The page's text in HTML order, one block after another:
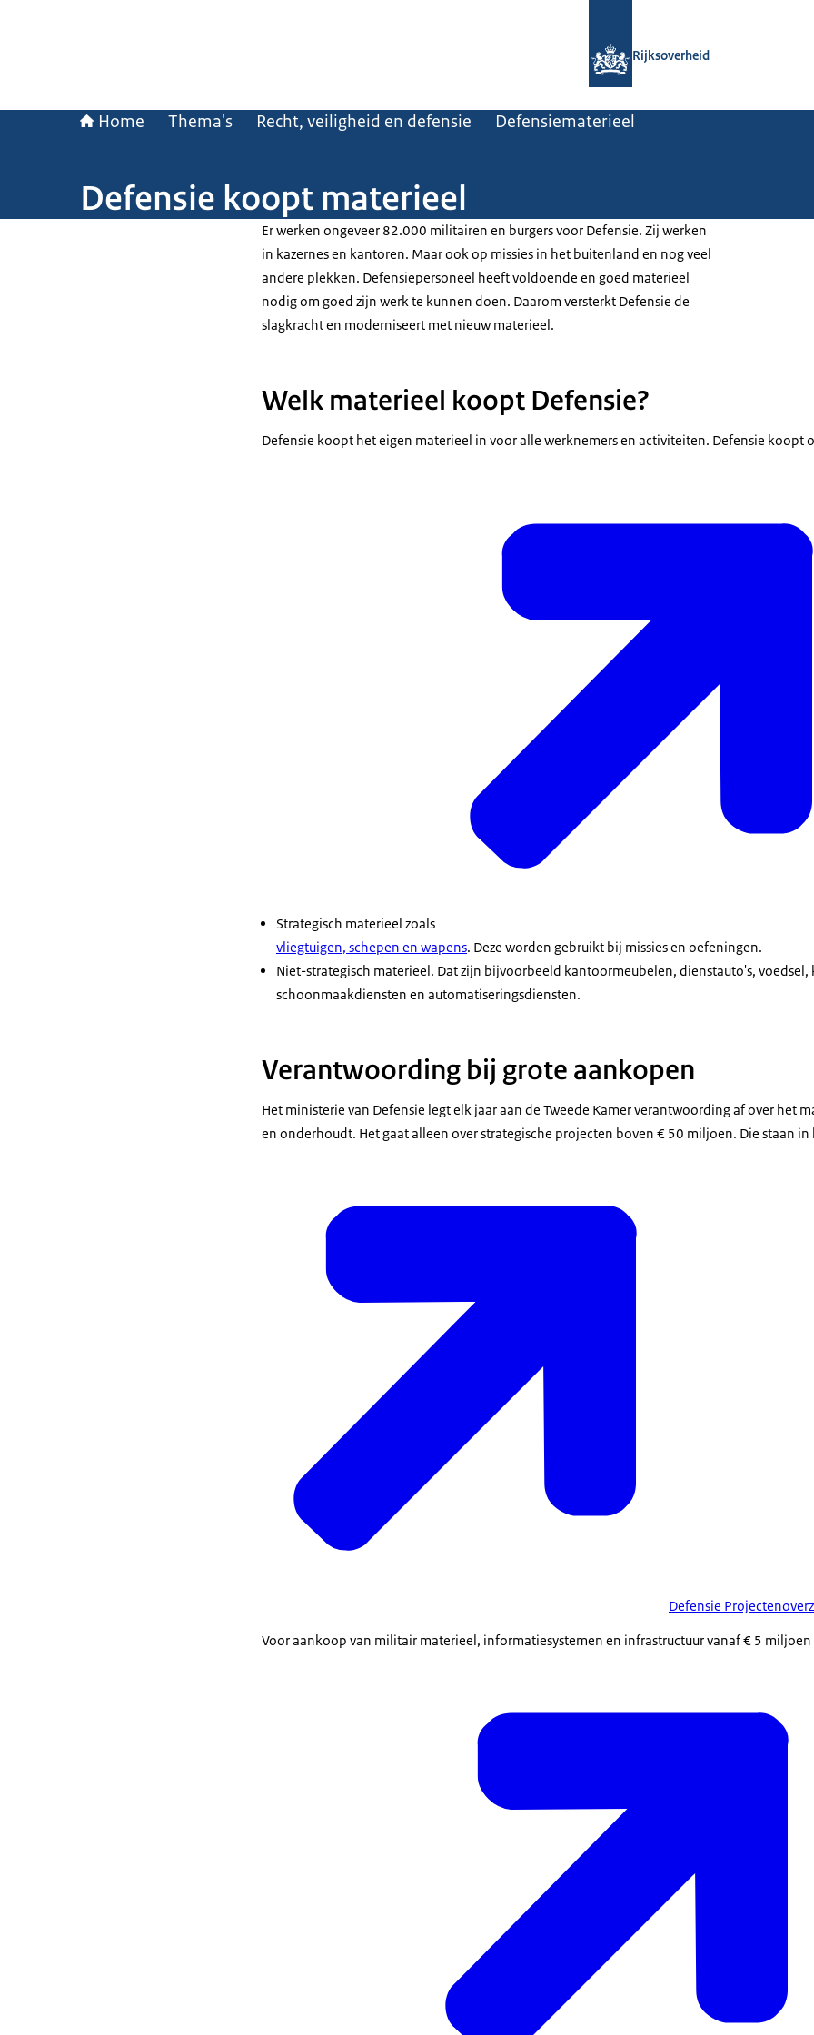
Rijksoverheid
Home Thema's Recht, veiligheid en defensie Defensiematerieel
Defensie koopt materieel
Er werken ongeveer 82.000 militairen en burgers voor Defensie. Zij werken
in kazernes en kantoren. Maar ook op missies in het buitenland en nog veel
andere plekken. Defensiepersoneel heeft voldoende en goed materieel
nodig om goed zijn werk te kunnen doen. Daarom versterkt Defensie de
slagkracht en moderniseert met nieuw materieel.
Welk materieel koopt Defensie?
Defensie koopt het eigen materieel in voor alle werknemers en activiteiten. Defensie koopt
Strategisch materieel zoals
vliegtuigen, schepen en wapens. Deze worden gebruikt bij missies en oefeningen.
Niet-strategisch materieel. Dat zijn bijvoorbeeld kantoormeubelen, dienstauto's,
schoonmaakdiensten en automatiseringsdiensten.
Verantwoording bij grote aankopen
Het ministerie van Defensie legt elk jaar aan de Tweede Kamer verantwoording af over het
en onderhoudt. Het gaat alleen over strategische projecten boven € 50 miljoen. Die staan in
Defensie
Voor aankoop van militair materieel, informatiesystemen en infrastructuur vanaf € 5